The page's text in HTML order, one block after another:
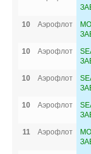
10
Аэрофлот
10
Аэрофлот
10
Аэрофлот
10
Аэрофлот
11
Аэрофлот